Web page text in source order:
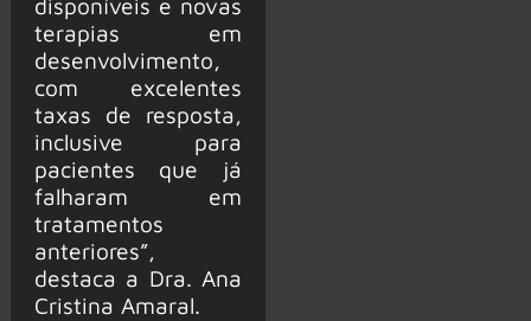
disponíveis e novas
terapias em
desenvolvimento,
com excelentes
taxas de resposta,
inclusive para
pacientes que já
falharam em
tratamentos
anteriores”,
destaca a Dra. Ana
Cristina Amaral.